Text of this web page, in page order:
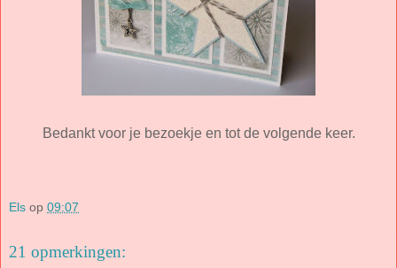
Bedankt voor je bezoekje en tot de volgende keer.
Els op 09:07
21 opmerkingen: